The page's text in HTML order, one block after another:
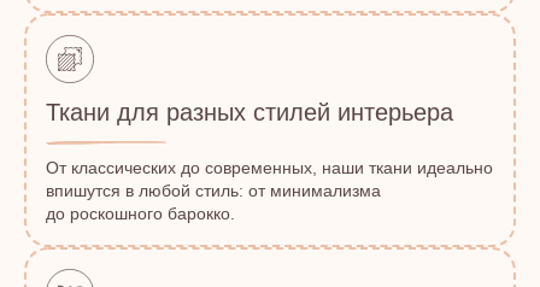
Ткани для разных стилей интерьера
От классических до современных, наши ткани идеально
впишутся в любой стиль: от минимализма
до роскошного барокко.